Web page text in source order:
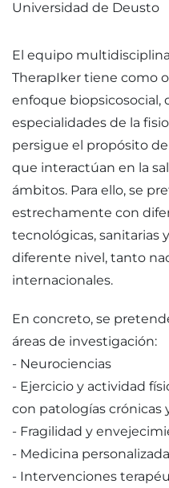
Universidad de Deusto
El equipo
TherapIker tiene como
enfoque biopsicosocial,
especialidades de la
persigue el propósito
que interactúan en la
ámbitos. Para ello, se
estrechamente con
tecnológicas, sanitarias
diferente nivel, tanto
internacionales.
En concreto, se
áreas de investigación:
- Neurociencias
- Ejercicio y actividad
con patologías crónicas
- Fragilidad y
- Medicina
- Intervenciones